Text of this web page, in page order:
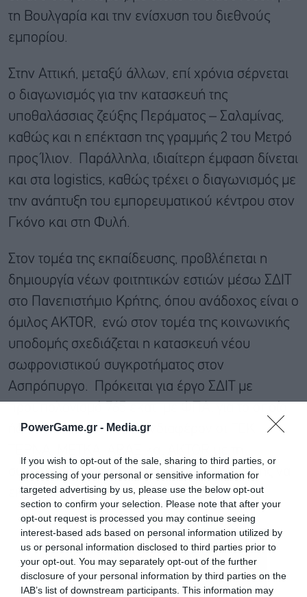
PowerGame.gr - Media.gr
If you wish to opt-out of the sale, sharing to third parties, or
processing of your personal or sensitive information for
targeted advertising by us, please use the below opt-out
section to confirm your selection. Please note that after your
opt-out request is processed you may continue seeing
interest-based ads based on personal information utilized by
us or personal information disclosed to third parties prior to
your opt-out. You may separately opt-out of the further
disclosure of your personal information by third parties on the
IAB’s list of downstream participants. This information may
τη Βουλγαρία και την ενίσχυση του διεθνούς
εμπορίου.
Στην Αττική, μεταξύ άλλων, επί χρόνια σέρνεται
ο διαγωνισμός για την κατασκευή της
υποθαλάσσιας ζεύξης Περάματος – Σαλαμίνας,
καθώς και η επέκταση της γραμμής 2 του Μετρό
προς Ίλιον. Παράλληλα, ιδιαίτερη έμφαση δίνεται
και στα logistics, καθώς τρέχει ο διαγωνισμός με
την ανάπτυξη του εμπορευματικού κέντρου στον
Γκόνο και στη Φυλή.
Στον τομέα της εκπαίδευσης, προβλέπεται η
δημιουργία νέων φοιτητικών εστιών μέσω ΣΔΙΤ
στο Πανεπιστήμιο Κρήτης, όπου ανάδοχος είναι o
όμιλος AKTOR, ενώ στον τομέα της κοινωνικής
υποδομής σχεδιάζεται η κατασκευή νέου
σωφρονιστικού συγκροτήματος στον
Ασπρόπυργο. Πρόκειται για έργο ΣΔΙΤ με
ήδη έχουν εκδηλώσει ενδιαφέρον οι ΓΕΚ
συνολική διάρκεια της Σύμβασης Σύμπραξης να
εκτιμάται ότι θα ανέλθει σε 30 έτη.